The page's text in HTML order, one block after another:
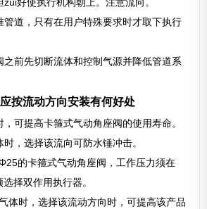
好使执行机构朝上。注意流向。
管道，只有在用户特殊要求时才取下执行
之前先切断流体和控制气源并降低管道系
按流动方向安装有何好处
可提高卡箍式气动角座阀的使用寿命。
，选择该流向可防水锤冲击。
的卡箍式气动角座阀，工作压力须在
择双作用执行器。
体时，选择该流动方向时，可提高该产品